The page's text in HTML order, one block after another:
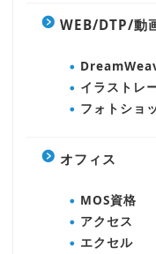
WEB/DTP/動
イラストレ
フォトショ
オフィス
MOS資格
アクセス
エクセル